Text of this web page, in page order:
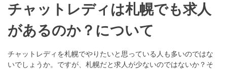
チャットレディは札幌でも求人
があるのか？について
チャットレディを札幌でやりたいと思っている人も多いのではな
いでしょうか。ですが、札幌だと求人が少ないのではないか？そ